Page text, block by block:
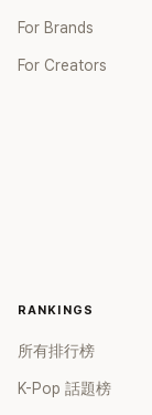
For Brands
For Creators
RANKINGS
所有排行榜
K-Pop 話題榜